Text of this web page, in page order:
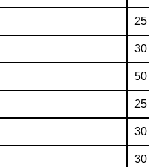
30
50
30
30